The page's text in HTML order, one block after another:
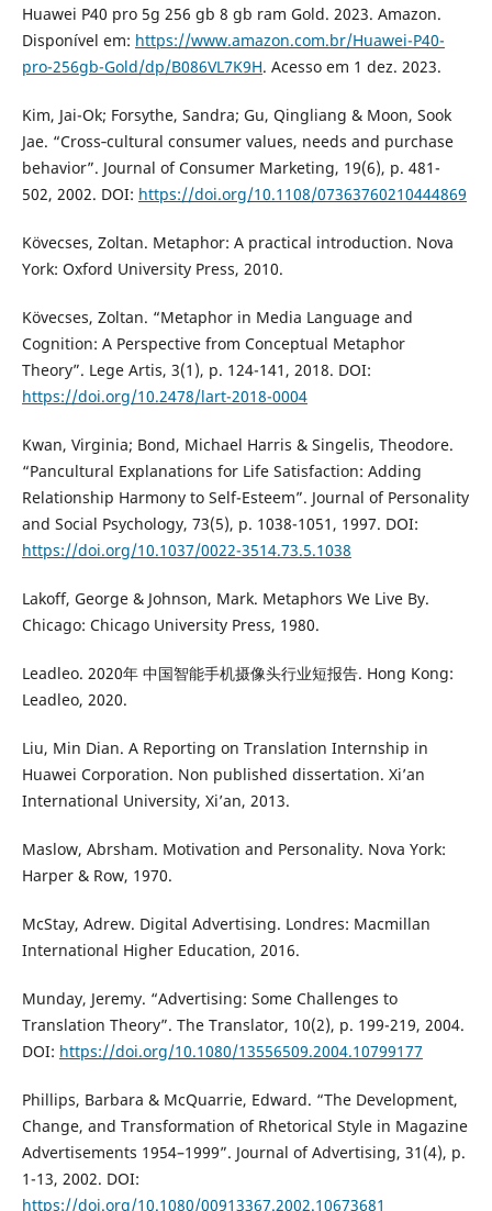
Huawei P40 pro 5g 256 gb 8 gb ram Gold. 2023. Amazon.
Disponível em: https://www.amazon.com.br/Huawei-P40-
pro-256gb-Gold/dp/B086VL7K9H. Acesso em 1 dez. 2023.
Kim, Jai-Ok; Forsythe, Sandra; Gu, Qingliang & Moon, Sook
Jae. “Cross‐cultural consumer values, needs and purchase
behavior”. Journal of Consumer Marketing, 19(6), p. 481-
502, 2002. DOI: https://doi.org/10.1108/07363760210444869
Kövecses, Zoltan. Metaphor: A practical introduction. Nova
York: Oxford University Press, 2010.
Kövecses, Zoltan. “Metaphor in Media Language and
Cognition: A Perspective from Conceptual Metaphor
Theory”. Lege Artis, 3(1), p. 124-141, 2018. DOI:
https://doi.org/10.2478/lart-2018-0004
Kwan, Virginia; Bond, Michael Harris & Singelis, Theodore.
“Pancultural Explanations for Life Satisfaction: Adding
Relationship Harmony to Self-Esteem”. Journal of Personality
and Social Psychology, 73(5), p. 1038-1051, 1997. DOI:
https://doi.org/10.1037/0022-3514.73.5.1038
Lakoff, George & Johnson, Mark. Metaphors We Live By.
Chicago: Chicago University Press, 1980.
Leadleo. 2020年 中国智能手机摄像头行业短报告. Hong Kong:
Leadleo, 2020.
Liu, Min Dian. A Reporting on Translation Internship in
Huawei Corporation. Non published dissertation. Xi’an
International University, Xi’an, 2013.
Maslow, Abrsham. Motivation and Personality. Nova York:
Harper & Row, 1970.
McStay, Adrew. Digital Advertising. Londres: Macmillan
International Higher Education, 2016.
Munday, Jeremy. “Advertising: Some Challenges to
Translation Theory”. The Translator, 10(2), p. 199-219, 2004.
DOI: https://doi.org/10.1080/13556509.2004.10799177
Phillips, Barbara & McQuarrie, Edward. “The Development,
Change, and Transformation of Rhetorical Style in Magazine
Advertisements 1954–1999”. Journal of Advertising, 31(4), p.
1-13, 2002. DOI:
https://doi.org/10.1080/00913367.2002.10673681